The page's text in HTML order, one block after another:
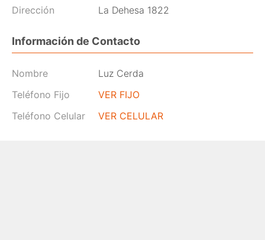
Dirección La Dehesa 1822
Información de Contacto
Nombre
Luz Cerda
Teléfono Fijo
VER FIJO
Teléfono Celular
VER CELULAR